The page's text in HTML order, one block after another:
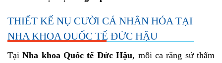
THIẾT KẾ NỤ CƯỜI CÁ NHÂN HÓA TẠI
NHA KHOA QUỐC TẾ ĐỨC HẬU
TạiNha khoa Quốc tế Đức Hậu, mỗi ca răng sứ thẩm